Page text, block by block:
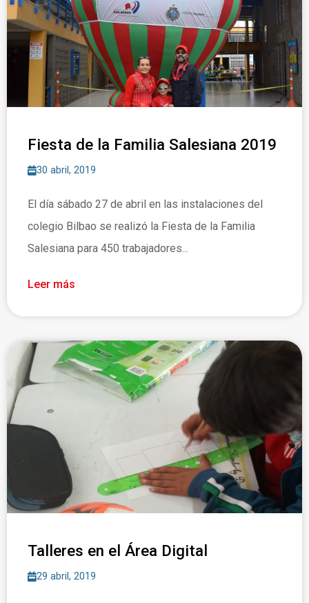
Fiesta de la Familia Salesiana 2019
30 abril, 2019
El día sábado 27 de abril en las instalaciones del
colegio Bilbao se realizó la Fiesta de la Familia
Salesiana para 450 trabajadores...
Leer más
Talleres en el Área Digital
29 abril, 2019